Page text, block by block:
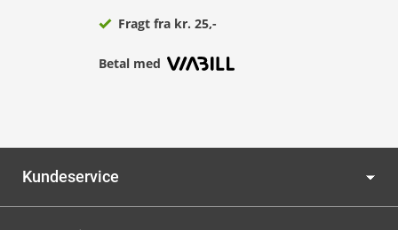
Fragt fra kr. 25,-
Betal med
Kundeservice